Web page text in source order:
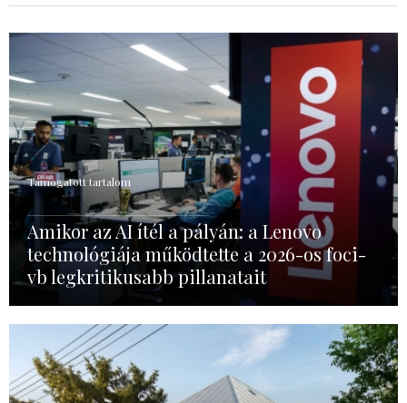
Támogatott tartalom
Amikor az AI ítél a pályán: a Lenovo
technológiája működtette a 2026-os foci-
vb legkritikusabb pillanatait